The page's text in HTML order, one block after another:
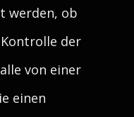
werden, ob
der
von einer
einen